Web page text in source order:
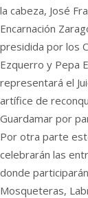
la cabeza, José
Encarnación
presidida por los
Ezquerro y Pepa
representará el
artífice de
Guardamar por
Por otra parte
celebrarán las
donde
Mosqueteras,